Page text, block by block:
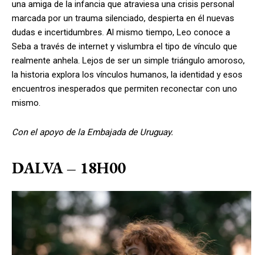
una amiga de la infancia que atraviesa una crisis personal
marcada por un trauma silenciado, despierta en él nuevas
dudas e incertidumbres. Al mismo tiempo, Leo conoce a
Seba a través de internet y vislumbra el tipo de vínculo que
realmente anhela. Lejos de ser un simple triángulo amoroso,
la historia explora los vínculos humanos, la identidad y esos
encuentros inesperados que permiten reconectar con uno
mismo.
Con el apoyo de la Embajada de Uruguay.
DALVA – 18H00